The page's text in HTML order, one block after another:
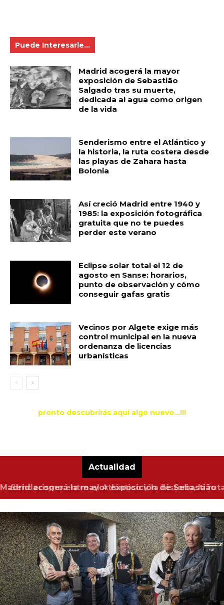
Puede Interesarle...
Madrid acogerá la mayor
exposición de Sebastião
Salgado tras su muerte,
dedicada al agua como origen
de la vida
Senderismo entre el Atlántico y
la historia, la ruta costera desde
las playas de Zahara hasta
Bolonia
Así creció Madrid entre 1940 y
1985: la exposición fotográfica
gratuita que no te puedes
perder este verano
Eclipse solar total el 12 de
agosto en Sanse: horarios,
punto de observación y cómo
conseguir gafas gratis
Vecinos por Algete exige más
control municipal en la nueva
ordenanza de licencias
urbanísticas
pronto descubrirás aquí algo nuevo...!!!